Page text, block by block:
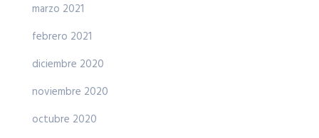
marzo 2021
febrero 2021
diciembre 2020
noviembre 2020
octubre 2020